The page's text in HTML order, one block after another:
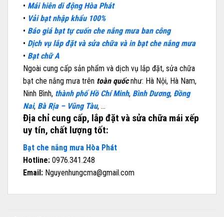
• Mái hiên di động Hòa Phát
• Vải bạt nhập khẩu 100%
• Báo giá bạt tự cuốn che nắng mưa ban công
• Dịch vụ lắp đặt và sửa chữa và in bạt che nắng mưa
• Bạt chữ A
Ngoài cung cấp sản phẩm và dịch vụ lắp đặt, sửa chữa
bạt che nắng mưa trên toàn quốcnhư: Hà Nội, Hà Nam,
Ninh Bình, thành phố Hồ Chí Minh, Bình Dương, Đồng
Nai, Bà Rịa – Vũng Tàu, …
Địa chỉ cung cấp, lắp đặt và sửa chữa mái xếp
uy tín, chất lượng tốt:
Bạt che nắng mưa Hòa Phát
Hotline: 0976.341.248
Email: Nguyenhungcma@gmail.com